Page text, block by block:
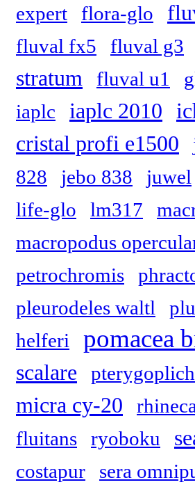
expert
flora-glo
fluval fx5 fluval g3
stratum
fluval u1
iaplc
iaplc 2010
cristal profi e1500
828
jebo 838 juwel
life-glo
lm317
macropodus
petrochromis
pleurodeles waltl
helferi
pomacea
scalare
micra cy-20
fluitans
ryoboku
costapur
sera